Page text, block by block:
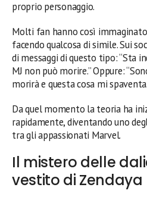
proprio personaggio.
Molti fan hanno così immaginato
facendo qualcosa di simile. Sui
di messaggi di questo tipo: “Sta
MJ non può morire.” Oppure:
morirà e questa cosa mi
Da quel momento la teoria ha
rapidamente, diventando uno
tra gli appassionati Marvel.
Il mistero delle
vestito di Zendaya